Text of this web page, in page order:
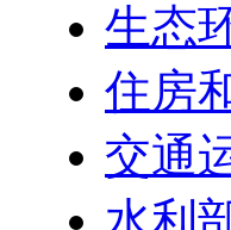
生态
住房
交通